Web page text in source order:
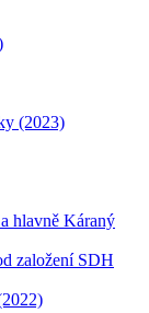
(2023)
hlavně Káraný
založení SDH